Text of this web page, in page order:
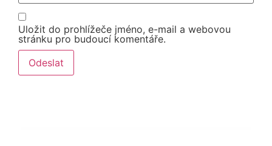
Uložit do prohlížeče jméno, e-mail a webovou
stránku pro budoucí komentáře.